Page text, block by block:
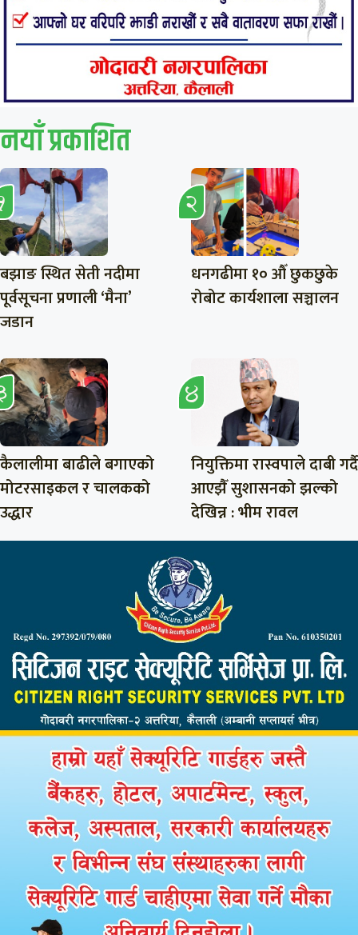
नयाँ प्रकाशित
बझाङ स्थित सेती नदीमा
पूर्वसूचना प्रणाली ‘मैना’
जडान
धनगढीमा १० औँ छुकछुके
रोबोट कार्यशाला सञ्चालन
कैलालीमा बाढीले बगाएको
मोटरसाइकल र चालकको
उद्धार
नियुक्तिमा रास्वपाले दाबी गर्दै
आएझैँ सुशासनको झल्को
देखिन्न : भीम रावल